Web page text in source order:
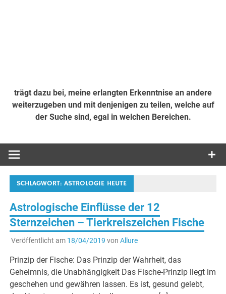
trägt dazu bei, meine erlangten Erkenntnise an andere
weiterzugeben und mit denjenigen zu teilen, welche auf
der Suche sind, egal in welchen Bereichen.
SCHLAGWORT:ASTROLOGIE HEUTE
Astrologische Einflüsse der 12
Sternzeichen – Tierkreiszeichen Fische
Veröffentlicht am 18/04/2019 von Allure
Prinzip der Fische: Das Prinzip der Wahrheit, das
Geheimnis, die Unabhängigkeit Das Fische-Prinzip liegt im
geschehen und gewähren lassen. Es ist, gesund gelebt,